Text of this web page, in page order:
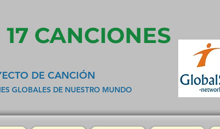
CANCIONES
DE CANCIÓN
GLOBALES DE NUESTRO MUNDO